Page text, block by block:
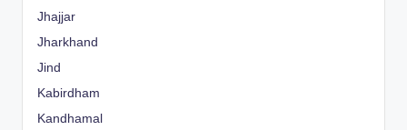
Jhajjar
Jharkhand
Jind
Kabirdham
Kandhamal